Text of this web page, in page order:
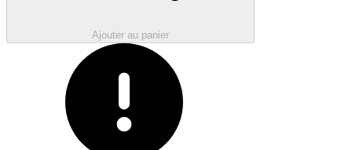
Ajouter au panier